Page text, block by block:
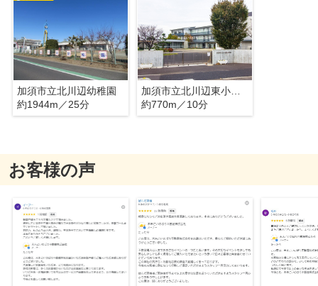
加須市立北川辺幼稚園
約1944m／25分
加須市立北川辺東小学校
約770m／10分
お客様の声